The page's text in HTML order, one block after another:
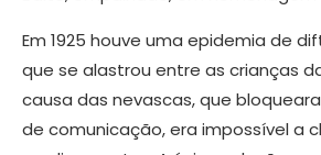
Em 1925 houve uma epidemia de
que se alastrou entre as crianças
causa das nevascas, que
de comunicação, era impossível a